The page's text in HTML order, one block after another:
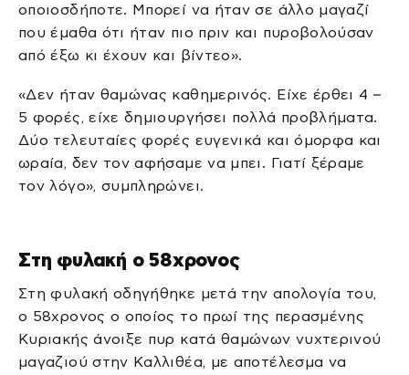
οποιοσδήποτε. Μπορεί να ήταν σε άλλο μαγαζί
που έμαθα ότι ήταν πιο πριν και πυροβολούσαν
από έξω κι έχουν και βίντεο».
«Δεν ήταν θαμώνας καθημερινός. Είχε έρθει 4 –
5 φορές, είχε δημιουργήσει πολλά προβλήματα.
Δύο τελευταίες φορές ευγενικά και όμορφα και
ωραία, δεν τον αφήσαμε να μπει. Γιατί ξέραμε
τον λόγο», συμπληρώνει.
Στη φυλακή ο 58χρονος
Στη φυλακή οδηγήθηκε μετά την απολογία του,
ο 58χρονος ο οποίος το πρωί της περασμένης
Κυριακής άνοιξε πυρ κατά θαμώνων νυχτερινού
μαγαζιού στην Καλλιθέα, με αποτέλεσμα να